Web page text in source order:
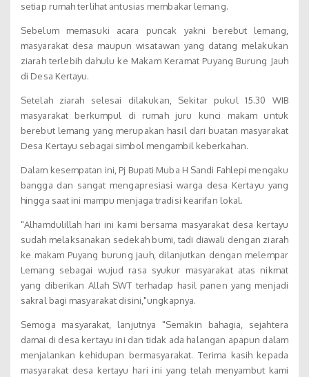
setiap rumah terlihat antusias membakar lemang.
Sebelum memasuki acara puncak yakni berebut lemang,
masyarakat desa maupun wisatawan yang datang melakukan
ziarah terlebih dahulu ke Makam Keramat Puyang Burung Jauh
di Desa Kertayu.
Setelah ziarah selesai dilakukan, Sekitar pukul 15.30 WIB
masyarakat berkumpul di rumah juru kunci makam untuk
berebut lemang yang merupakan hasil dari buatan masyarakat
Desa Kertayu sebagai simbol mengambil keberkahan.
Dalam kesempatan ini, Pj Bupati Muba H Sandi Fahlepi mengaku
bangga dan sangat mengapresiasi warga desa Kertayu yang
hingga saat ini mampu menjaga tradisi kearifan lokal.
"Alhamdulillah hari ini kami bersama masyarakat desa kertayu
sudah melaksanakan sedekah bumi, tadi diawali dengan ziarah
ke makam Puyang burung jauh, dilanjutkan dengan melempar
Lemang sebagai wujud rasa syukur masyarakat atas nikmat
yang diberikan Allah SWT terhadap hasil panen yang menjadi
sakral bagi masyarakat disini,"ungkapnya.
Semoga masyarakat, lanjutnya "Semakin bahagia, sejahtera
damai di desa kertayu ini dan tidak ada halangan apapun dalam
menjalankan kehidupan bermasyarakat. Terima kasih kepada
masyarakat desa kertayu hari ini yang telah menyambut kami